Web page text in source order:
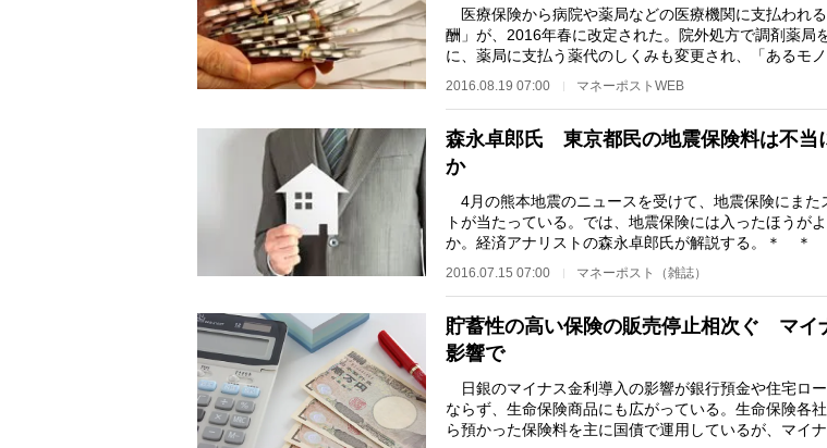
医療保険から病院や薬局などの医療機関に支払われ
酬」が、2016年春に改定された。院外処方で調剤薬局
に、薬局に支払う薬代のしくみも変更され、「あるモノ
2016.08.19 07:00 マネーポストWEB
森永卓郎氏 東京都民の地震保険料は不当
か
4月の熊本地震のニュースを受けて、地震保険にまた
トが当たっている。では、地震保険には入ったほうが
か。経済アナリストの森永卓郎氏が解説する。＊ ＊
2016.07.15 07:00 マネーポスト（雑誌）
貯蓄性の高い保険の販売停止相次ぐ マイ
影響で
日銀のマイナス金利導入の影響が銀行預金や住宅ロ
ならず、生命保険商品にも広がっている。生命保険各
ら預かった保険料を主に国債で運用しているが、マイナ